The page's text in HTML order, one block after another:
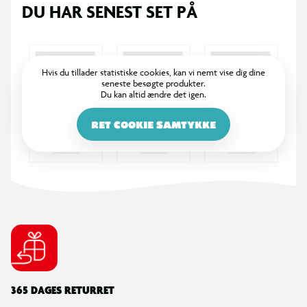
DU HAR SENEST SET PÅ
Hvis du tillader statistiske cookies, kan vi nemt vise dig dine
seneste besøgte produkter.
Du kan altid ændre det igen.
RET COOKIE SAMTYKKE
365 DAGES RETURRET